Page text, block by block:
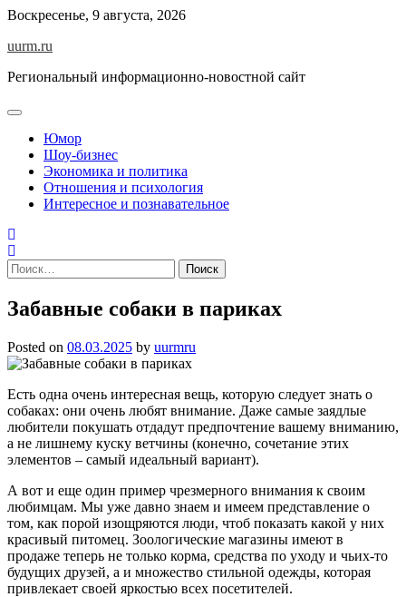
Skip
content
Воскресенье, 9 августа, 2026
uurm.ru
Региональный информационно-новостной сайт
Юмор
Шоу-бизнес
Экономика и политика
Отношения и психология
Интересное и познавательное
Найти:
Забавные собаки в париках
Posted on 08.03.2025 by uurmru
Есть одна очень интересная вещь, которую следует знать о
собаках: они очень любят внимание. Даже самые заядлые
любители покушать отдадут предпочтение вашему вниманию,
а не лишнему куску ветчины (конечно, сочетание этих
элементов – самый идеальный вариант).
А вот и еще один пример чрезмерного внимания к своим
любимцам. Мы уже давно знаем и имеем представление о
том, как порой изощряются люди, чтоб показать какой у них
красивый питомец. Зоологические магазины имеют в
продаже теперь не только корма, средства по уходу и чьих-то
будущих друзей, а и множество стильной одежды, которая
привлекает своей яркостью всех посетителей.